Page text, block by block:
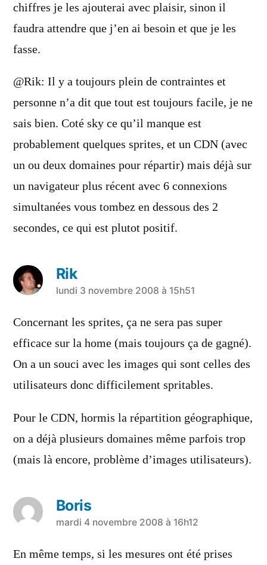
chiffres je les ajouterai avec plaisir, sinon il
faudra attendre que j’en ai besoin et que je les
fasse.
@Rik: Il y a toujours plein de contraintes et
personne n’a dit que tout est toujours facile, je ne
sais bien. Coté sky ce qu’il manque est
probablement quelques sprites, et un CDN (avec
un ou deux domaines pour répartir) mais déjà sur
un navigateur plus récent avec 6 connexions
simultanées vous tombez en dessous des 2
secondes, ce qui est plutot positif.
Rik
a
dit :
lundi 3 novembre 2008 à 15h51
Concernant les sprites, ça ne sera pas super
efficace sur la home (mais toujours ça de gagné).
On a un souci avec les images qui sont celles des
utilisateurs donc difficilement spritables.
Pour le CDN, hormis la répartition géographique,
on a déjà plusieurs domaines même parfois trop
(mais là encore, problème d’images utilisateurs).
Boris
a
dit :
mardi 4 novembre 2008 à 16h12
En même temps, si les mesures ont été prises